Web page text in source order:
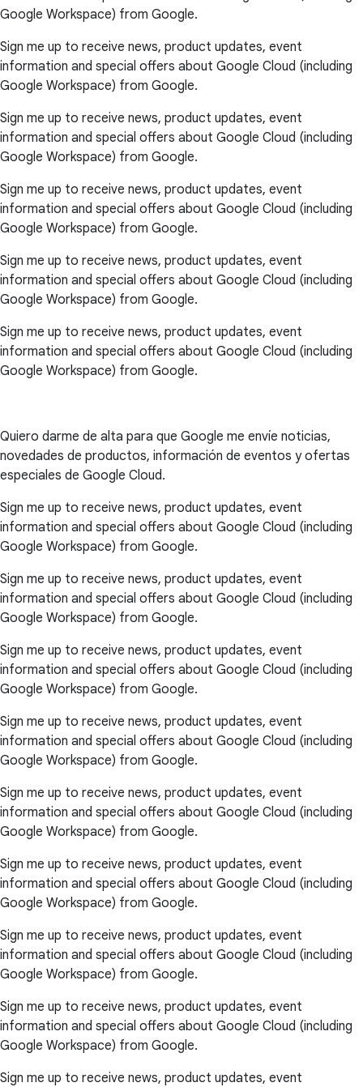
Google Workspace) from Google.
Sign me up to receive news, product updates, event
information and special offers about Google Cloud (including
Google Workspace) from Google.
Sign me up to receive news, product updates, event
information and special offers about Google Cloud (including
Google Workspace) from Google.
Sign me up to receive news, product updates, event
information and special offers about Google Cloud (including
Google Workspace) from Google.
Sign me up to receive news, product updates, event
information and special offers about Google Cloud (including
Google Workspace) from Google.
Sign me up to receive news, product updates, event
information and special offers about Google Cloud (including
Google Workspace) from Google.
Quiero darme de alta para que Google me envíe noticias,
novedades de productos, información de eventos y ofertas
especiales de Google Cloud.
Sign me up to receive news, product updates, event
information and special offers about Google Cloud (including
Google Workspace) from Google.
Sign me up to receive news, product updates, event
information and special offers about Google Cloud (including
Google Workspace) from Google.
Sign me up to receive news, product updates, event
information and special offers about Google Cloud (including
Google Workspace) from Google.
Sign me up to receive news, product updates, event
information and special offers about Google Cloud (including
Google Workspace) from Google.
Sign me up to receive news, product updates, event
information and special offers about Google Cloud (including
Google Workspace) from Google.
Sign me up to receive news, product updates, event
information and special offers about Google Cloud (including
Google Workspace) from Google.
Sign me up to receive news, product updates, event
information and special offers about Google Cloud (including
Google Workspace) from Google.
Sign me up to receive news, product updates, event
information and special offers about Google Cloud (including
Google Workspace) from Google.
Sign me up to receive news, product updates, event